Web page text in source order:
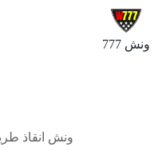
ونش 777
ونش انقاذ